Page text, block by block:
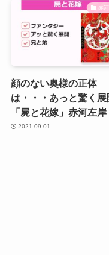
赤
顔のない奥様の正体
は・・・あっと驚く展
「屍と花嫁」赤河左岸
2021-09-01